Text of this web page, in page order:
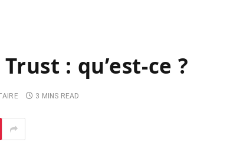
: qu’est-ce ?
3 MINS READ